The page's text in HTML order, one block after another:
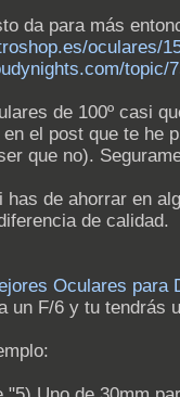
da para más
oculares/
topic/
de 100º casi
el post que te he
que no).
has de ahorrar en
de calidad.
Oculares para
un F/6 y tu tendrás